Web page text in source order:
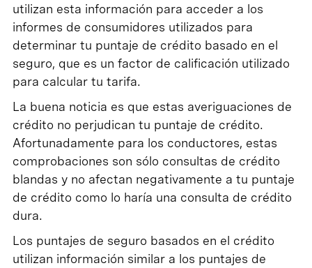
utilizan esta información para acceder a los
informes de consumidores utilizados para
determinar tu puntaje de crédito basado en el
seguro, que es un factor de calificación utilizado
para calcular tu tarifa.
La buena noticia es que estas averiguaciones de
crédito no perjudican tu puntaje de crédito.
Afortunadamente para los conductores, estas
comprobaciones son sólo consultas de crédito
blandas y no afectan negativamente a tu puntaje
de crédito como lo haría una consulta de crédito
dura.
Los puntajes de seguro basados en el crédito
utilizan información similar a los puntajes de